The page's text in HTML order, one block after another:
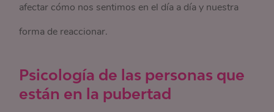
afectar cómo nos sentimos en el día a día y nuestra
forma de reaccionar.
Psicología de las personas que
están en la pubertad